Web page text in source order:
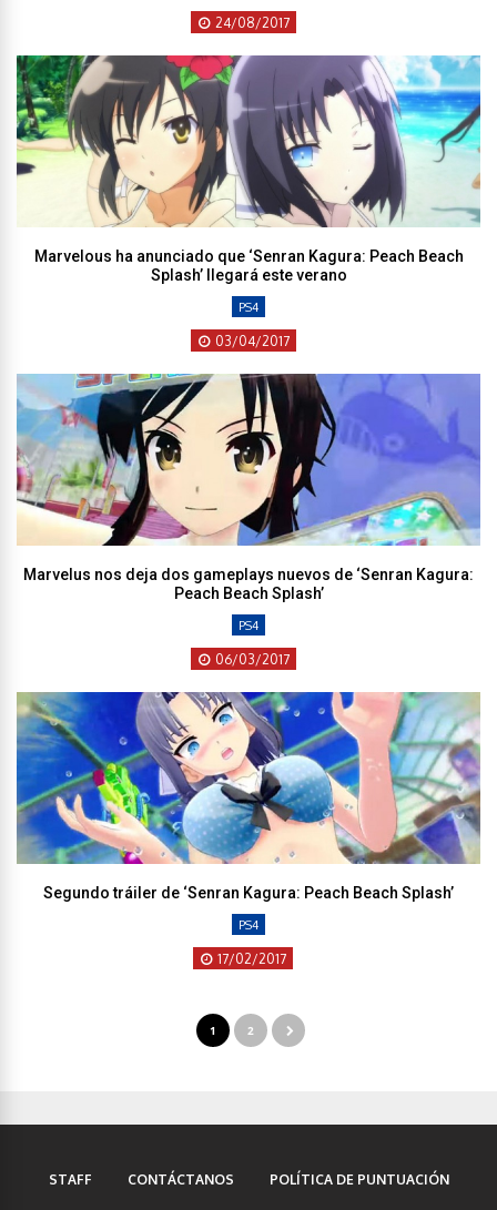
24/08/2017
Marvelous ha anunciado que ‘Senran Kagura: Peach Beach
Splash’ llegará este verano
PS4
03/04/2017
Marvelus nos deja dos gameplays nuevos de ‘Senran Kagura:
Peach Beach Splash’
PS4
06/03/2017
Segundo tráiler de ‘Senran Kagura: Peach Beach Splash’
PS4
17/02/2017
1 2
STAFF CONTÁCTANOS POLÍTICA DE PUNTUACIÓN